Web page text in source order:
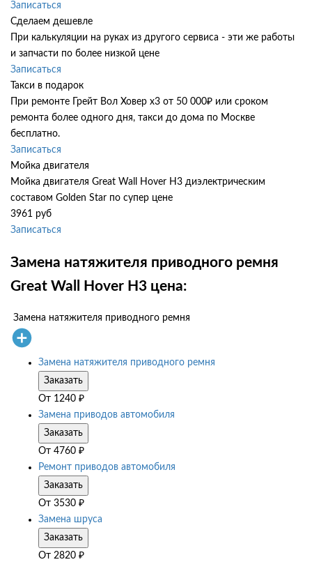
Записаться
Сделаем дешевле
При калькуляции на руках из другого сервиса - эти же работы
и запчасти по более низкой цене
Записаться
Такси в подарок
При ремонте Грейт Вол Ховер х3 от 50 000₽ или сроком
ремонта более одного дня, такси до дома по Москве
бесплатно.
Записаться
Мойка двигателя
Мойка двигателя Great Wall Hover H3 диэлектрическим
составом Golden Star по супер цене
3961 руб
Записаться
Замена натяжителя приводного ремня
Great Wall Hover H3 цена:
Замена натяжителя приводного ремня
Замена натяжителя приводного ремня
Заказать
От 1240 ₽
Замена приводов автомобиля
Заказать
От 4760 ₽
Ремонт приводов автомобиля
Заказать
От 3530 ₽
Замена шруса
Заказать
От 2820 ₽